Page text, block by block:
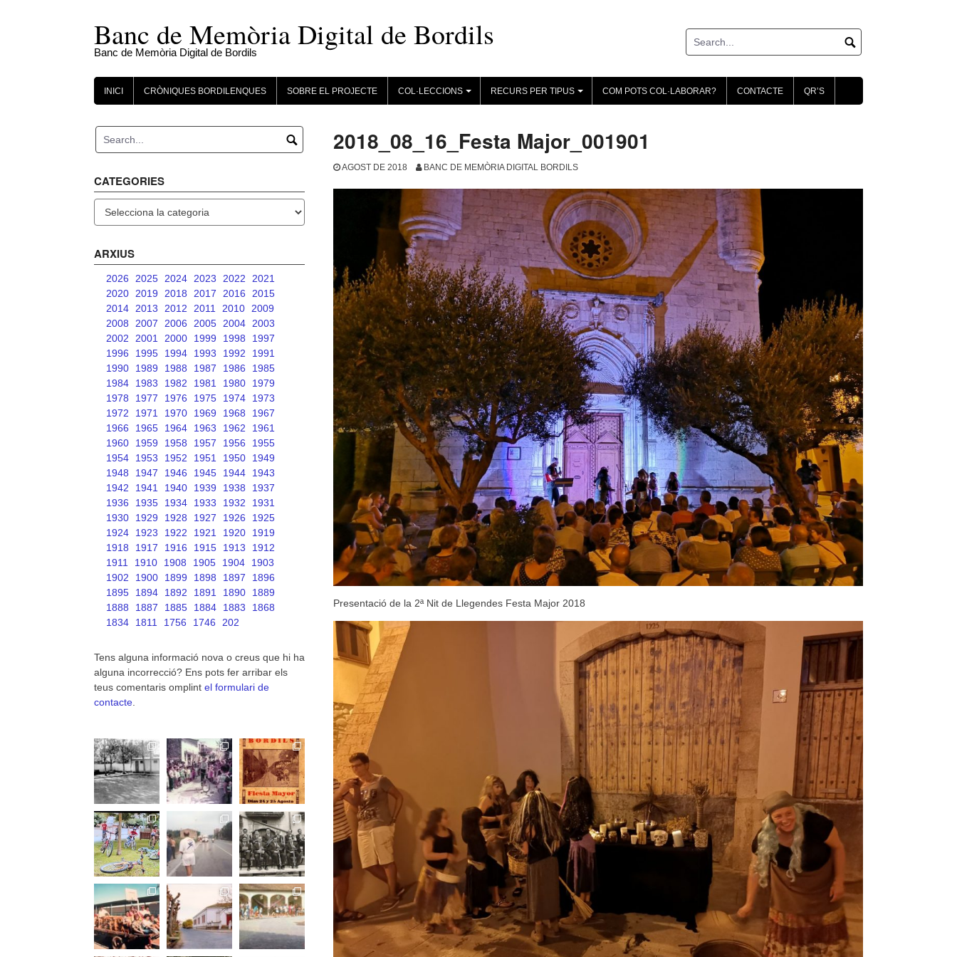
Banc de Memòria Digital de Bordils
Banc de Memòria Digital de Bordils
INICI CRÒNIQUES BORDILENQUES SOBRE EL PROJECTE
+
COL·LECCIONS
+
RECURS PER TIPUS COM POTS COL·LABORAR? CONTACTE QR’S
2018_08_16_Festa Major_001901
AGOST DE 2018 BANC DE MEMÒRIA DIGITAL BORDILS
Presentació de la 2ª Nit de Llegendes Festa Major 2018
CATEGORIES
ARXIUS
2026 2025 2024 2023 2022
2021
2020
2019 2018 2017 2016
2015
2014
2013 2012 2011 2010
2009
2008
2007 2006 2005 2004
2003
2002
2001 2000 1999 1998
1997
1996
1995 1994 1993 1992
1991
1990
1989 1988 1987 1986
1985
1984
1983 1982 1981 1980
1979
1978
1977 1976 1975 1974
1973
1972
1971 1970 1969 1968
1967
1966
1965 1964 1963 1962
1961
1960
1959 1958 1957 1956
1955
1954
1953 1952 1951 1950
1949
1948
1947 1946 1945 1944
1943
1942
1941 1940 1939 1938
1937
1936
1935 1934 1933 1932
1931
1930
1929 1928 1927 1926
1925
1924
1923 1922 1921 1920
1919
1918
1917 1916 1915 1913
1912
1911
1910 1908 1905 1904
1903
1902
1900 1899 1898 1897
1896
1895
1894 1892 1891 1890
1889
1888
1887 1885 1884 1883
1868
1834
1811 1756 1746 202
Tens alguna informació nova o creus que hi ha
alguna incorrecció? Ens pots fer arribar els
teus comentaris omplint el formulari de
contacte